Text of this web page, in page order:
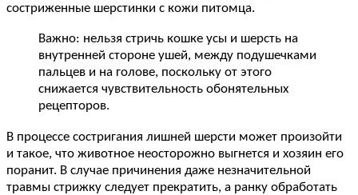
состриженные шерстинки с кожи питомца.
Важно: нельзя стричь кошке усы и шерсть на
внутренней стороне ушей, между подушечками
пальцев и на голове, поскольку от этого
снижается чувствительность обонятельных
рецепторов.
В процессе состригания лишней шерсти может произойти
и такое, что животное неосторожно выгнется и хозяин его
поранит. В случае причинения даже незначительной
травмы стрижку следует прекратить, а ранку обработать